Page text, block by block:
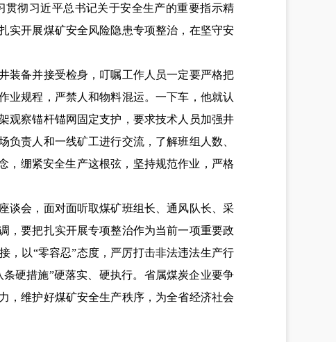
彻习近平总书记关于安全生产的重要指示精
实开展煤矿安全风险隐患专项整治，在坚守安
备并接受检身，叮嘱工作人员一定要严格把
业规程，严禁人和物料混运。一下车，他就认
观察锚杆锚网固定支护，要求技术人员加强井
责人和一线矿工进行交流，了解班组人数、
，绷紧安全生产这根弦，坚持规范作业，严格
会，面对面听取煤矿班组长、通风队长、采
，要把扎实开展专项整治作为当前一项重要政
，以“零容忍”态度，严厉打击非法违法生产行
硬措施”硬落实、硬执行。省属煤炭企业要争
，维护好煤矿安全生产秩序，为全省经济社会